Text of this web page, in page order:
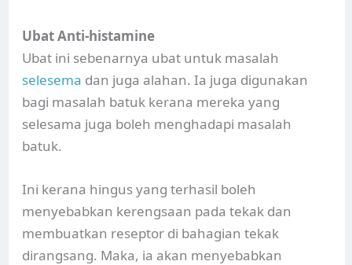
Ubat Anti-histamine
Ubat ini sebenarnya ubat untuk masalah
selesema dan juga alahan. Ia juga digunakan
bagi masalah batuk kerana mereka yang
selesama juga boleh menghadapi masalah
batuk.
Ini kerana hingus yang terhasil boleh
menyebabkan kerengsaan pada tekak dan
membuatkan reseptor di bahagian tekak
dirangsang. Maka, ia akan menyebabkan